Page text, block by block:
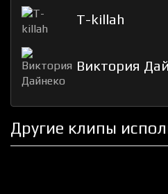
T-killah
Виктория
Другие клипы